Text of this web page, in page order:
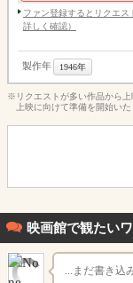
ファン登録するとリクエ
詳しく確認）
製作年 1946年
※リクエストが多い作品から
上映に向けて準備を開始いた
映画館で観たい
...まだ書き込